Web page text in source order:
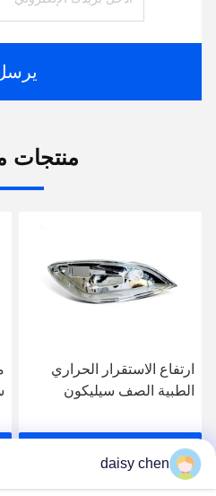
منتجات
ارتفاع الاستقرار الحراري
الطبية الصف سيليكون
احصل على افضل سعر
daisy chen